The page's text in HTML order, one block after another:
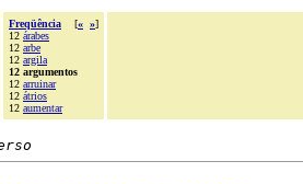
Freqüência [« »]
12 árabes
12 arbe
12 argila
12 argumentos
12 arruinar
12 átrios
12 aumentar